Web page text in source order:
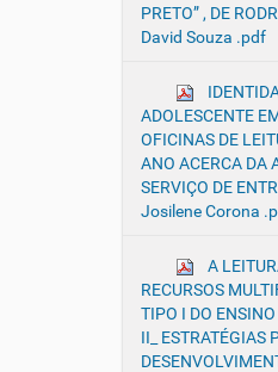
PRETO” , DE
David Souza .pdf
ADOLESCENTE
OFICINAS DE
ANO ACERCA DA
SERVIÇO DE
Josilene Corona
A
RECURSOS
TIPO I DO
II_ ESTRATÉGIAS